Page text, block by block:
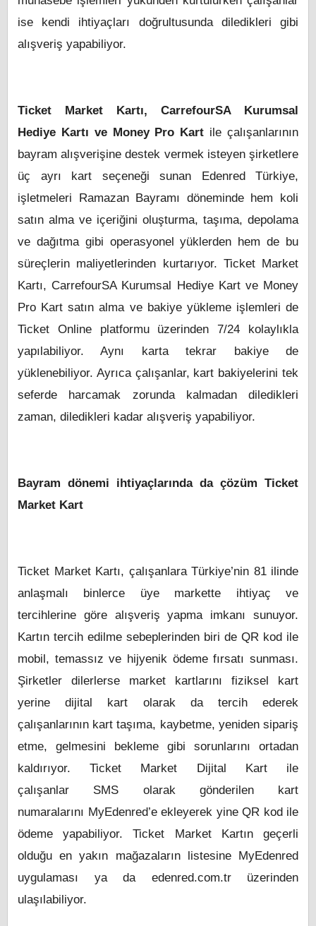
ise kendi ihtiyaçları doğrultusunda diledikleri gibi
alışveriş yapabiliyor.
Ticket Market Kartı, CarrefourSA Kurumsal
Hediye Kartı ve Money Pro Kart ile çalışanlarının
bayram alışverişine destek vermek isteyen şirketlere
üç ayrı kart seçeneği sunan Edenred Türkiye,
işletmeleri Ramazan Bayramı döneminde hem koli
satın alma ve içeriğini oluşturma, taşıma, depolama
ve dağıtma gibi operasyonel yüklerden hem de bu
süreçlerin maliyetlerinden kurtarıyor. Ticket Market
Kartı, CarrefourSA Kurumsal Hediye Kart ve Money
Pro Kart satın alma ve bakiye yükleme işlemleri de
Ticket Online platformu üzerinden 7/24 kolaylıkla
yapılabiliyor. Aynı karta tekrar bakiye de
yüklenebiliyor. Ayrıca çalışanlar, kart bakiyelerini tek
seferde harcamak zorunda kalmadan diledikleri
zaman, diledikleri kadar alışveriş yapabiliyor.
Bayram dönemi ihtiyaçlarında da çözüm Ticket
Market Kart
Ticket Market Kartı, çalışanlara Türkiye’nin 81 ilinde
anlaşmalı binlerce üye markette ihtiyaç ve
tercihlerine göre alışveriş yapma imkanı sunuyor.
Kartın tercih edilme sebeplerinden biri de QR kod ile
mobil, temassız ve hijyenik ödeme fırsatı sunması.
Şirketler dilerlerse market kartlarını fiziksel kart
yerine dijital kart olarak da tercih ederek
çalışanlarının kart taşıma, kaybetme, yeniden sipariş
etme, gelmesini bekleme gibi sorunlarını ortadan
kaldırıyor. Ticket Market Dijital Kart ile
çalışanlar SMS olarak gönderilen kart
numaralarını MyEdenred’e ekleyerek yine QR kod ile
ödeme yapabiliyor.
Ticket Market Kartın geçerli
olduğu en yakın mağazaların listesine MyEdenred
uygulaması ya da edenred.com.tr üzerinden
ulaşılabiliyor.